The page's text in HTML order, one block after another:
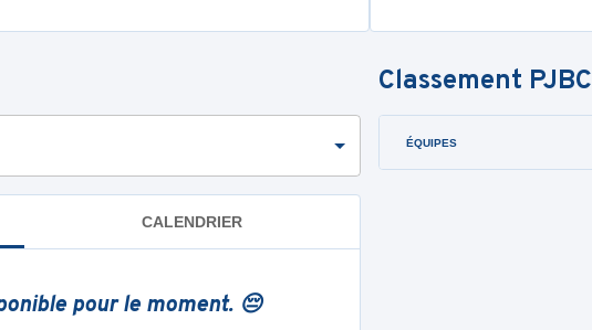
CALENDRIER
pour le moment. 😔
Classement PJBC
ÉQUIPES